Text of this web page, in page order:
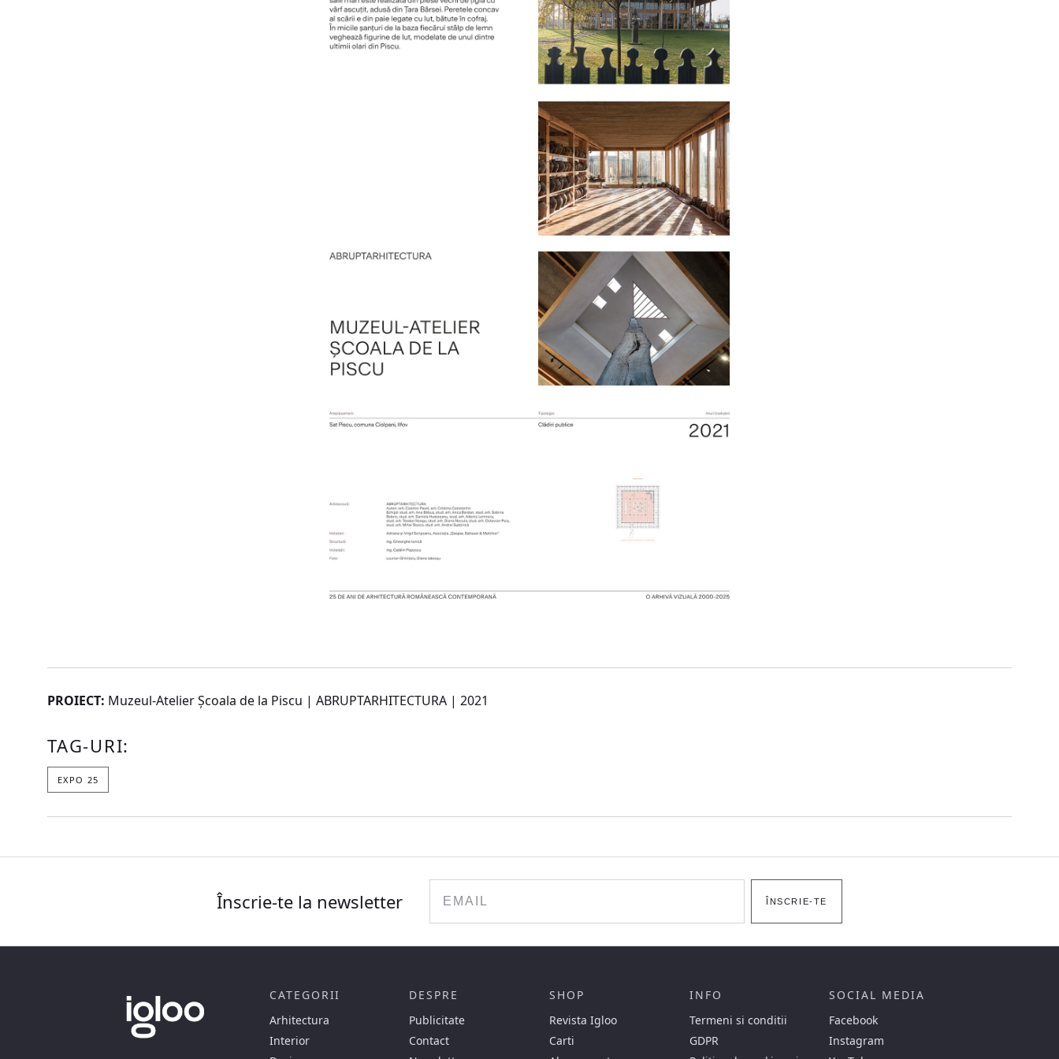
PROIECT: Muzeul-Atelier Școala de la Piscu | ABRUPTARHITECTURA | 2021
TAG-URI:
EXPO 25
Înscrie-te la newsletter ÎNSCRIE-TE
CATEGORII
Arhitectura
Interior
DESPRE
Publicitate
Contact
SHOP
Revista Igloo
Carti
INFO
Termeni si conditii
GDPR
SOCIAL MEDIA
Facebook
Instagram